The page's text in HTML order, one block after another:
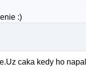
:)
caka kedy ho